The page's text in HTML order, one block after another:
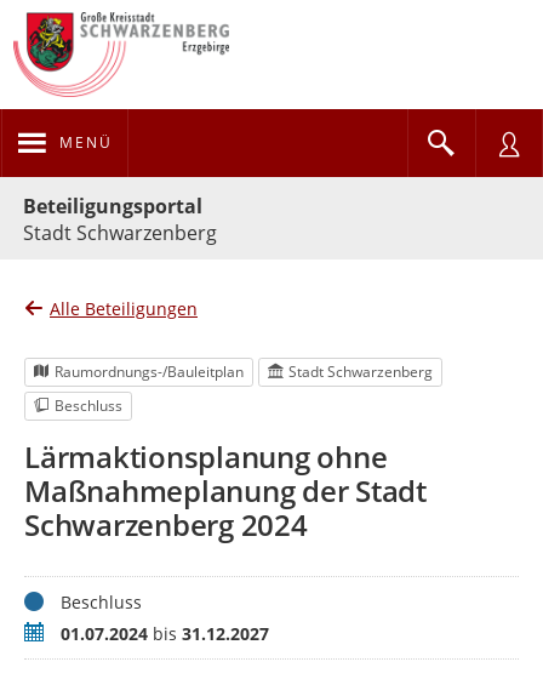
MENÜ
Beteiligungsportal
Stadt Schwarzenberg
Alle Beteiligungen
Raumordnungs-/Bauleitplan
Stadt Schwarzenberg
Beschluss
Lärmaktionsplanung ohne
Maßnahmeplanung der Stadt
Schwarzenberg 2024
StatusBeschluss
Zeitraum01.07.2024 bis 31.12.2027